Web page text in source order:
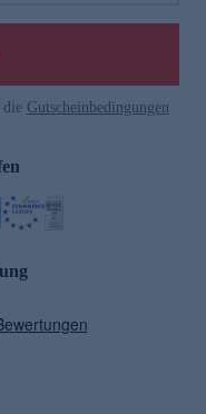
die Gutscheinbedingungen